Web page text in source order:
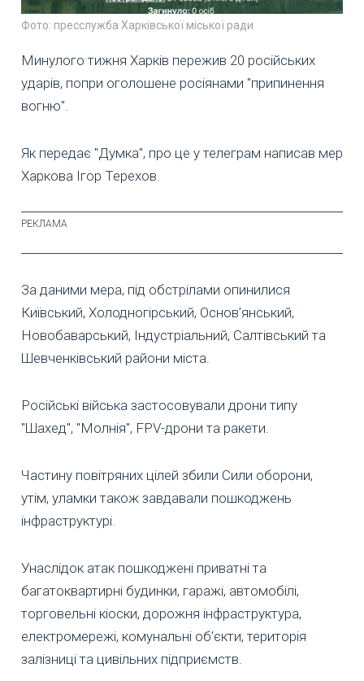
Фото: пресслужба Харківської міської ради
Минулого тижня Харків пережив 20 російських
ударів, попри оголошене росіянами "припинення
вогню".
Як передає "Думка", про це у телеграм написав мер
Харкова Ігор Терехов.
За даними мера, під обстрілами опинилися
Київський, Холодногірський, Основ’янський,
Новобаварський, Індустріальний, Салтівський та
Шевченківський райони міста.
Російські війська застосовували дрони типу
"Шахед", "Молнія", FPV-дрони та ракети.
Частину повітряних цілей збили Сили оборони,
утім, уламки також завдавали пошкоджень
інфраструктурі.
Унаслідок атак пошкоджені приватні та
багатоквартирні будинки, гаражі, автомобілі,
торговельні кіоски, дорожня інфраструктура,
електромережі, комунальні об’єкти, територія
залізниці та цивільних підприємств.